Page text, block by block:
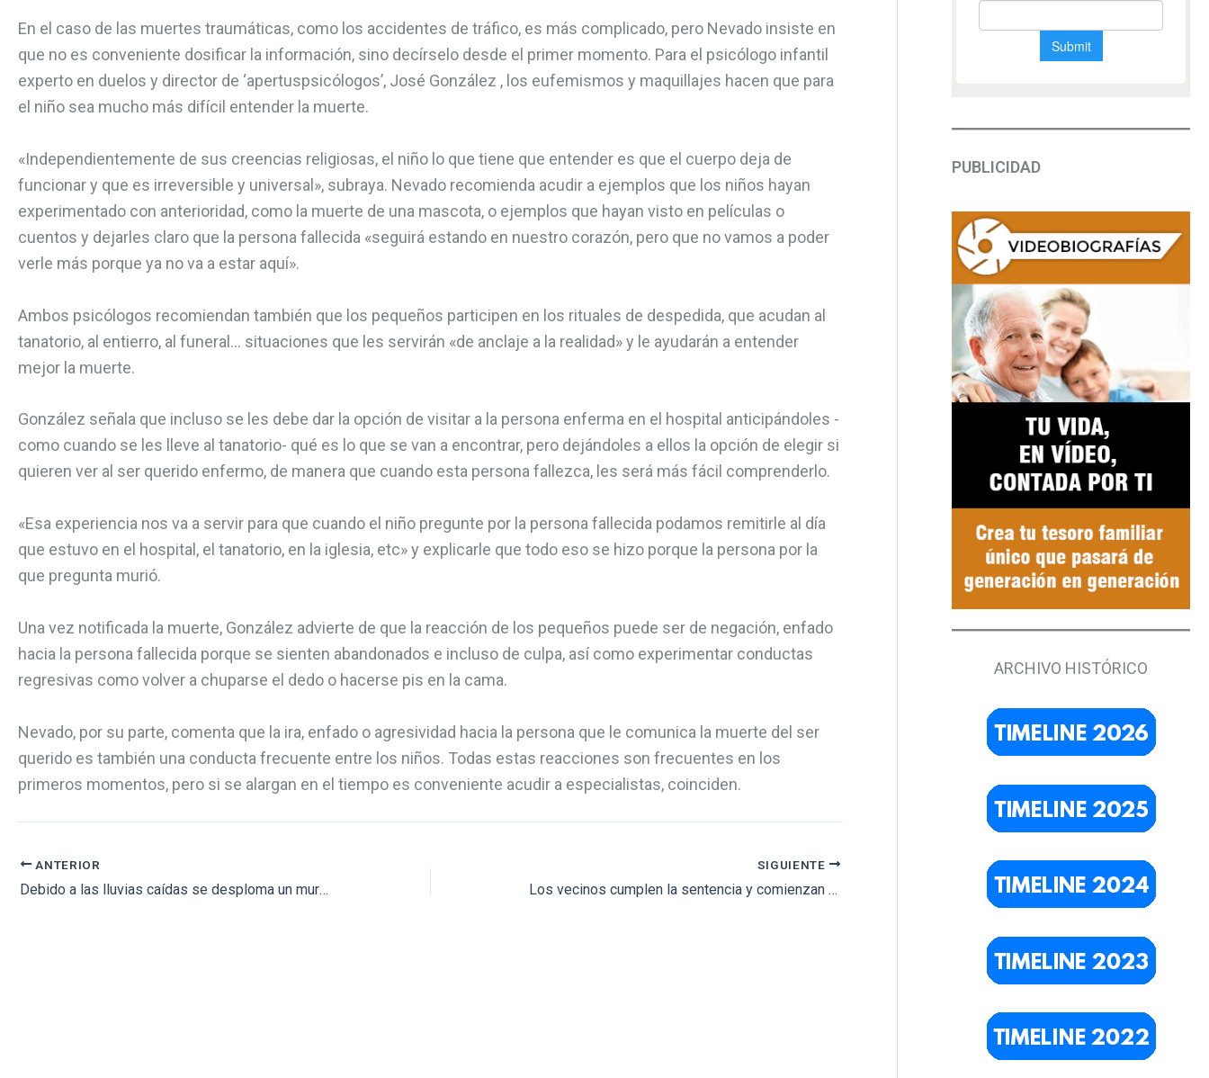
En el caso de las muertes traumáticas, como los accidentes de tráfico, es más complicado, pero Nevado insiste en
que no es conveniente dosificar la información, sino decírselo desde el primer momento. Para el psicólogo infantil
experto en duelos y director de ‘apertuspsicólogos’, José González , los eufemismos y maquillajes hacen que para
el niño sea mucho más difícil entender la muerte.
«Independientemente de sus creencias religiosas, el niño lo que tiene que entender es que el cuerpo deja de
funcionar y que es irreversible y universal», subraya. Nevado recomienda acudir a ejemplos que los niños hayan
experimentado con anterioridad, como la muerte de una mascota, o ejemplos que hayan visto en películas o
cuentos y dejarles claro que la persona fallecida «seguirá estando en nuestro corazón, pero que no vamos a poder
verle más porque ya no va a estar aquí».
Ambos psicólogos recomiendan también que los pequeños participen en los rituales de despedida, que acudan al
tanatorio, al entierro, al funeral… situaciones que les servirán «de anclaje a la realidad» y le ayudarán a entender
mejor la muerte.
González señala que incluso se les debe dar la opción de visitar a la persona enferma en el hospital anticipándoles -
como cuando se les lleve al tanatorio- qué es lo que se van a encontrar, pero dejándoles a ellos la opción de elegir si
quieren ver al ser querido enfermo, de manera que cuando esta persona fallezca, les será más fácil comprenderlo.
«Esa experiencia nos va a servir para que cuando el niño pregunte por la persona fallecida podamos remitirle al día
que estuvo en el hospital, el tanatorio, en la iglesia, etc» y explicarle que todo eso se hizo porque la persona por la
que pregunta murió.
Una vez notificada la muerte, González advierte de que la reacción de los pequeños puede ser de negación, enfado
hacia la persona fallecida porque se sienten abandonados e incluso de culpa, así como experimentar conductas
regresivas como volver a chuparse el dedo o hacerse pis en la cama.
Nevado, por su parte, comenta que la ira, enfado o agresividad hacia la persona que le comunica la muerte del ser
querido es también una conducta frecuente entre los niños. Todas estas reacciones son frecuentes en los
primeros momentos, pero si se alargan en el tiempo es conveniente acudir a especialistas, coinciden.
ANTERIOR
Debido a las lluvias caídas se desploma un muro del cementerio de Talayuelas afectando a varias fosas
SIGUIENTE
Los vecinos cumplen la sentencia y comienzan a demoler los nichos ilegales del cementerio de Muxa
PUBLICIDAD
ARCHIVO HISTÓRICO